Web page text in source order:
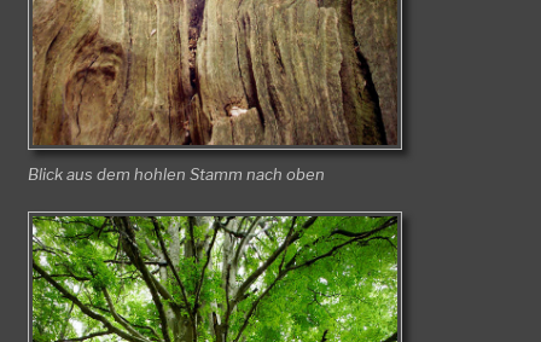
Blick aus dem hohlen Stamm nach oben